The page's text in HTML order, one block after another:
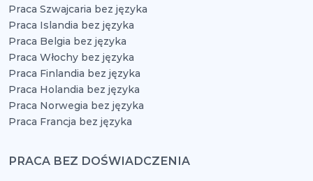
Praca Szwajcaria bez języka
Praca Islandia bez języka
Praca Belgia bez języka
Praca Włochy bez języka
Praca Finlandia bez języka
Praca Holandia bez języka
Praca Norwegia bez języka
Praca Francja bez języka
PRACA BEZ DOŚWIADCZENIA